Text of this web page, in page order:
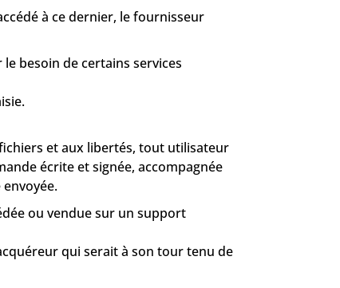
à ce dernier, le fournisseur
besoin de certains services
et aux libertés, tout utilisateur
écrite et signée, accompagnée
ou vendue sur un support
qui serait à son tour tenu de